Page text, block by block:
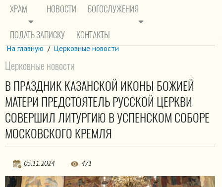
ХРАМ НОВОСТИ БОГОСЛУЖЕНИЯ
ПОДАТЬ ЗАПИСКУ КОНТАКТЫ
На главную / Церковные новости
Церковные новости
В ПРАЗДНИК КАЗАНСКОЙ ИКОНЫ БОЖИЕЙ
МАТЕРИ ПРЕДСТОЯТЕЛЬ РУССКОЙ ЦЕРКВИ
СОВЕРШИЛ ЛИТУРГИЮ В УСПЕНСКОМ СОБОРЕ
МОСКОВСКОГО КРЕМЛЯ
05.11.2024 471